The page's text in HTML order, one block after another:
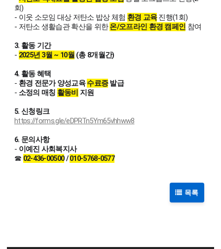
회)
- 이웃 소모임 대상 저탄소 밥상 체험 환경 교육진행(1회)
- 저탄소 생활습관 확산을 위한온/오프라인 환경 캠페인 참여
3. 활동 기간
- 2025년 3월 ~ 10월 (총 8개월간)
4. 활동 혜택
- 환경 전문가 양성교육수료증발급
- 소정의 매칭 활동비 지원
5. 신청링크
https://forms.gle/eDPRTn5Ym65vhhww8
6. 문의사항
- 이예진 사회복지사
☎ 02-436-00500/010-5768-0577
목록